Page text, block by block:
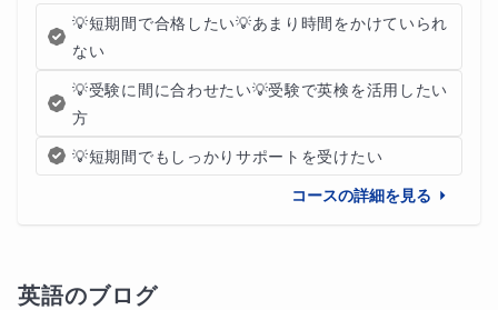
‪💡‬短期間で合格したい‪💡‬あまり時間をかけていられ
ない
‪💡‬受験に間に合わせたい‪💡‬受験で英検を活用したい
方
‪💡‬短期間でもしっかりサポートを受けたい‪
コースの詳細を見る
英語のブログ